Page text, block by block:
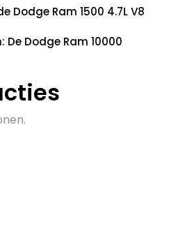
Dodge Ram 1500 4.7L V8
Dodge Ram 10000